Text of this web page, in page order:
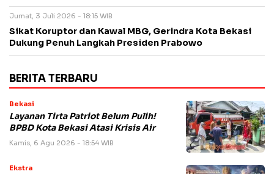
Jumat, 3 Juli 2026 - 18:15 WIB
Sikat Koruptor dan Kawal MBG, Gerindra Kota Bekasi
Dukung Penuh Langkah Presiden Prabowo
BERITA TERBARU
Bekasi
Layanan Tirta Patriot Belum Pulih!
BPBD Kota Bekasi Atasi Krisis Air
Kamis, 6 Agu 2026 - 18:54 WIB
Ekstra